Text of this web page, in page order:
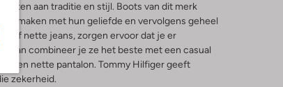
aan traditie en stijl. Boots van dit merk
maken met hun geliefde en vervolgens geheel
of nette jeans, zorgen ervoor dat je er
dan combineer je ze het beste met een casual
een nette pantalon. Tommy Hilfiger geeft
zekerheid.